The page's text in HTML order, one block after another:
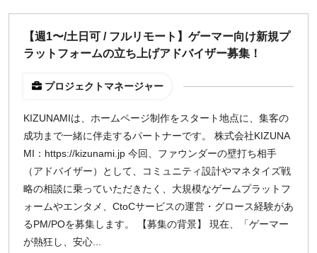
【週1〜/土日可 / フルリモート】ゲーマー向け新規プ
ラットフォームの立ち上げアドバイザー募集！
プロジェクトマネージャー
KIZUNAMIは、ホームページ制作をスタート地点に、集客の
成功まで一緒に伴走するパートナーです。 株式会社KIZUNA
MI：https://kizunami.jp 今回、ファウンダーの壁打ち相手
（アドバイザー）として、コミュニティ設計やマネタイズ戦
略の相談に乗っていただきたく、大規模なゲームプラットフ
ォームやエンタメ、CtoCサービスの運営・グロース経験があ
るPM/POを募集します。 【募集の背景】 現在、「ゲーマー
が熱狂し、安心...